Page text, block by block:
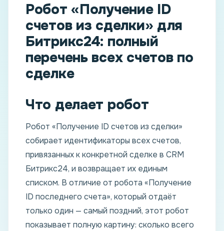
Робот «Получение ID
счетов из сделки» для
Битрикс24: полный
перечень всех счетов по
сделке
Что делает робот
Робот «Получение ID счетов из сделки»
собирает идентификаторы всех счетов,
привязанных к конкретной сделке в CRM
Битрикс24, и возвращает их единым
списком. В отличие от робота «Получение
ID последнего счета», который отдаёт
только один — самый поздний, этот робот
показывает полную картину: сколько всего